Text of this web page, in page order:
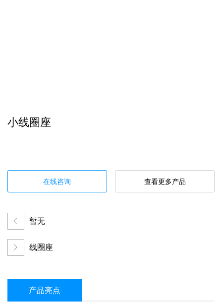
小线圈座
在线咨询 查看更多产品
暂无
线圈座
产品亮点